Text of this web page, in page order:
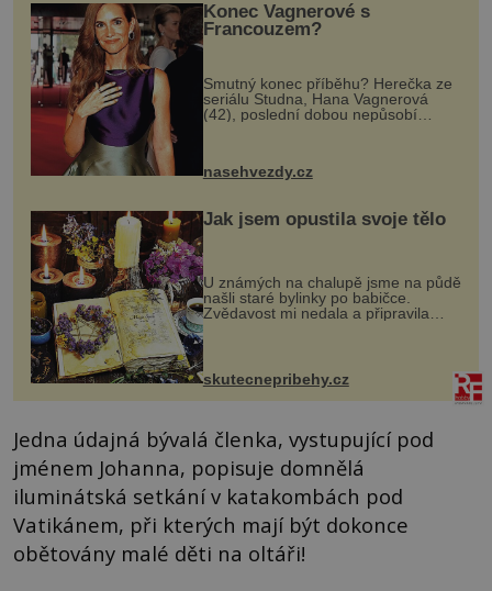
Konec Vagnerové s
Francouzem?
Smutný konec příběhu? Herečka ze
seriálu Studna, Hana Vagnerová
(42), poslední dobou nepůsobí
nasehvezdy.cz
Jak jsem opustila svoje tělo
U známých na chalupě jsme na půdě
našli staré bylinky po babičce.
Zvědavost mi nedala a připravila
jsem si z nich lektvar… Zimní pobyt
na chalupě se pro mě vlastní vinou
změnil v děsivý zážitek, na kt...
skutecnepribehy.cz
Jedna údajná bývalá členka, vystupující pod
jménem Johanna, popisuje domnělá
iluminátská setkání v katakombách pod
Vatikánem, při kterých mají být dokonce
obětovány malé děti na oltáři!